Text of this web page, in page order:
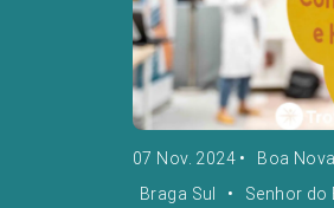
07 Nov. 2024 • Boa Nova
Braga Sul
• Senhor do